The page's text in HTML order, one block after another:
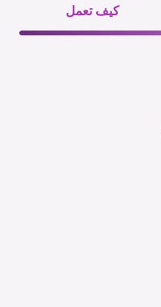
كيف تعمل